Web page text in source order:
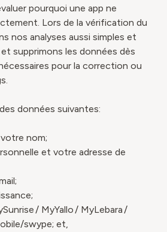
pourquoi une app ne
Lors de la vérification du
nos analyses aussi simples et
supprimons les données dès
pour la correction ou
données suivantes:
nom;
et votre adresse de
/ MyYallo / MyLebara /
swype; et,